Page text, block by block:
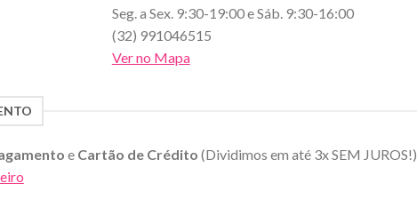
Seg. a Sex. 9:30-19:00 e Sáb. 9:30-16:00
(32) 991046515
Ver no Mapa
e Cartão de Crédito (Dividimos em até 3x SEM JUROS!)